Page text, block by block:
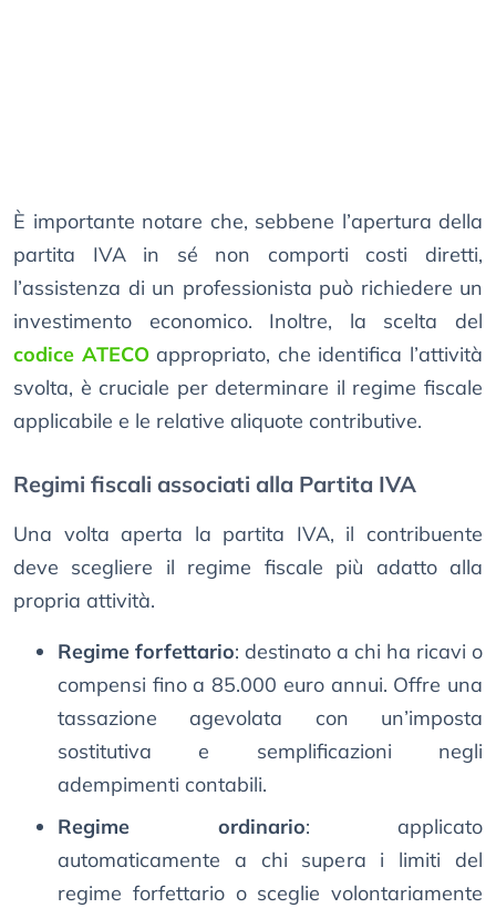
È importante notare che, sebbene l’apertura della
partita IVA in sé non comporti costi diretti,
l’assistenza di un professionista può richiedere un
investimento economico. Inoltre, la scelta del
codice ATECOappropriato, che identifica l’attività
svolta, è cruciale per determinare il regime fiscale
applicabile e le relative aliquote contributive.
Regimi fiscali associati alla Partita IVA
Una volta aperta la partita IVA, il contribuente
deve scegliere il regime fiscale più adatto alla
propria attività.
Regime forfettario: destinato a chi ha ricavi o
compensi fino a 85.000 euro annui. Offre una
tassazione agevolata con un’imposta
sostitutiva e semplificazioni negli
adempimenti contabili.
Regime ordinario: applicato
automaticamente a chi supera i limiti del
regime forfettario o sceglie volontariamente